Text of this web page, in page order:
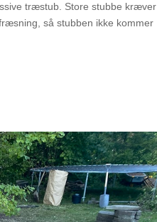
træstub. Store stubbe kræver
så stubben ikke kommer